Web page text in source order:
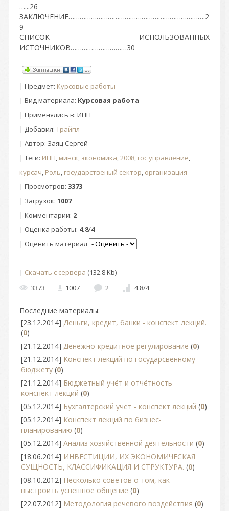
…...26
ЗАКЛЮЧЕНИЕ……………………………………………………………….2
9
СПИСОК ИСПОЛЬЗОВАННЫХ
ИСТОЧНИКОВ…………………………30
| Предмет: Курсовые работы
| Вид материала: Курсовая работа
| Применялись в: ИПП
| Добавил: Трайпл
| Автор: Заяц Сергей
| Теги: ИПП, минск, экономика,2008, гос управление,
курсач, Роль, государственый сектор, организация
| Просмотров: 3373
| Загрузок: 1007
| Комментарии: 2
| Оценка работы: 4.8/4
| Оценить материал
| Скачать с сервера (132.8 Kb)
3373
1007 2 4.8/4
Последние материалы:
[23.12.2014] Деньги, кредит, банки - конспект лекций.
(0)
[21.12.2014] Денежно-кредитное регулирование (0)
[21.12.2014] Конспект лекций по государсвенному
бюджету (0)
[21.12.2014] Бюджетный учёт и отчётность -
конспект лекций (0)
[05.12.2014] Бухгалтерский учёт - конспект лекций (0)
[05.12.2014] Конспект лекций по бизнес-
планированию (0)
[05.12.2014] Анализ хозяйственной деятельности (0)
[18.06.2014] ИНВЕСТИЦИИ, ИХ ЭКОНОМИЧЕСКАЯ
СУЩНОСТЬ, КЛАССИФИКАЦИЯ И СТРУКТУРА. (0)
[08.10.2012] Несколько советов о том, как
выстроить успешное общение (0)
[22.07.2012] Методология речевого воздействия (0)